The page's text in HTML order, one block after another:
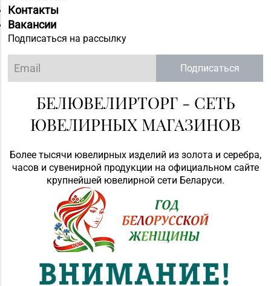
Контакты
Вакансии
Подписаться на рассылку
Подписаться
БЕЛЮВЕЛИРТОРГ - СЕТЬ
ЮВЕЛИРНЫХ МАГАЗИНОВ
Более тысячи ювелирных изделий из золота и серебра,
часов и сувенирной продукции на официальном сайте
крупнейшей ювелирной сети Беларуси.